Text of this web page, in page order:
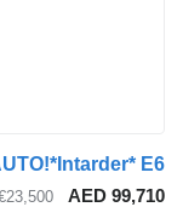
€23,500
≈ $27,150